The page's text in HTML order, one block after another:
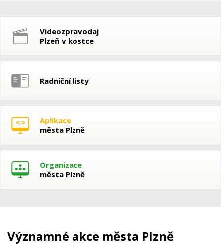
Videozpravodaj
Plzeň v kostce
Radniční listy
Aplikace
města Plzně
Organizace
města Plzně
Významné akce města Plzně